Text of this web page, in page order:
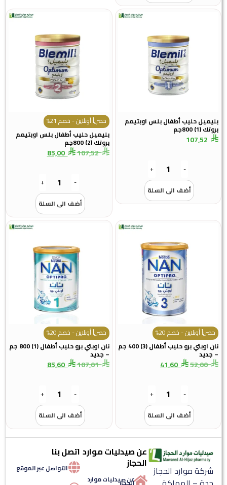
بليميل حليب أطفال بلس اوبتيمم
بروتك (1) 800جم
107,52
-
+
أضف الى السلة
حصرياً أونلاين - خصم 21%
بليميل حليب أطفال بلس اوبتيمم
بروتك (2) 800جم
107,52
85,00
-
+
أضف الى السلة
حصرياً أونلاين - خصم 20%
نان اوبتي برو حليب أطفال (3) 400 جم
– جديد
52,00
41,60
-
+
أضف الى السلة
حصرياً أونلاين - خصم 20%
نان اوبتي برو حليب أطفال (1) 800 جم
– جديد
107,01
85,60
-
+
أضف الى السلة
شركة موارد الحجاز
عن صيدليات موارد
الحجاز
عن صيدليات موارد
الحجاز
اتصل بنا
التواصل عبر الموقع